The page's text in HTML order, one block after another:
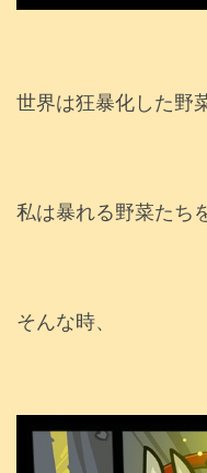
世界は狂暴化した野
私は暴れる野菜たち
そんな時、